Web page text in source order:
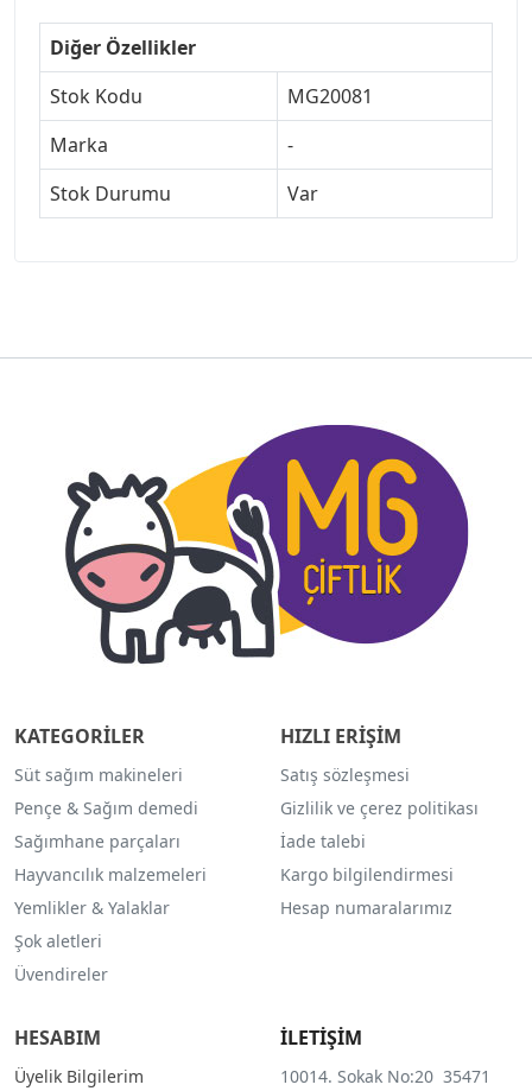
Diğer Özellikler
Stok Kodu
MG20081
Marka
-
Stok Durumu
Var
KATEGORİLER
Süt sağım makineleri
Pençe & Sağım demedi
Sağımhane parçaları
Hayvancılık malzemeleri
Yemlikler & Yalaklar
Şok aletleri
Üvendireler
HIZLI ERİŞİM
Satış sözleşmesi
Gizlilik ve çerez politikası
İade talebi
Kargo bilgilendirmesi
Hesap numaralarımız
HESABIM
Üyelik Bilgilerim
İLETİŞİM
10014. Sokak No:20 35471